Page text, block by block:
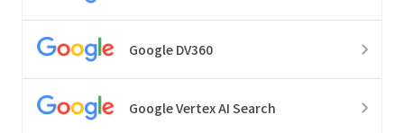
Google DV360
Google Vertex AI Search